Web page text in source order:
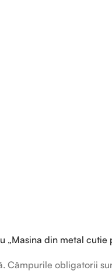
„Masina din metal cutie
Câmpurile obligatorii